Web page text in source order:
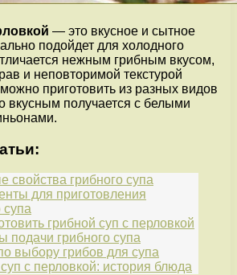
— это вкусное и сытное
подойдет для холодного
нежным грибным вкусом,
и неповторимой текстурой
приготовить из разных видов
вкусным получается с белыми
свойства грибного супа
для приготовления
супа
грибной суп с перловкой
подачи грибного супа
выбору грибов для супа
с перловкой: история блюда